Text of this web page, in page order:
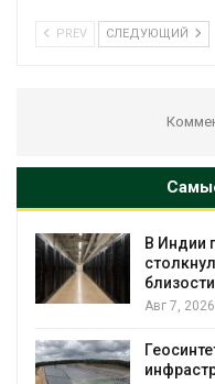
PREV СЛЕДУЮЩИЙ
В Индии
Авг 7, 2026